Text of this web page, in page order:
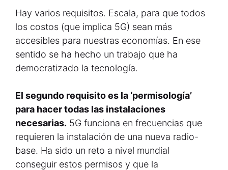
Hay varios requisitos. Escala, para que todos
los costos (que implica 5G) sean más
accesibles para nuestras economías. En ese
sentido se ha hecho un trabajo que ha
democratizado la tecnología.
El segundo requisito es la ‘permisología’
para hacer todas las instalaciones
necesarias. 5G funciona en frecuencias que
requieren la instalación de una nueva radio-
base. Ha sido un reto a nivel mundial
conseguir estos permisos y que la